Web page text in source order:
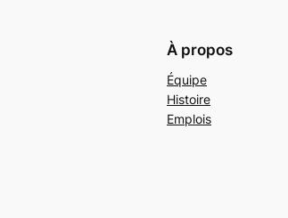
À propos
Équipe
Histoire
Emplois